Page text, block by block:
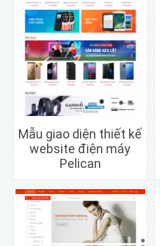
Chi tiết Xem trước
Mẫu giao diện thiết kế
website điện máy
Pelican